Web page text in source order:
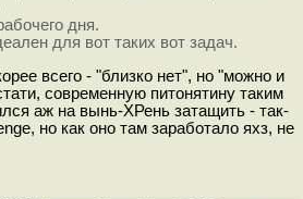
дня.
для вот таких вот задач.
всего - "близко нет", но "можно и
современную питонятину таким
аж на вынь-ХРень затащить - так-
но как оно там заработало яхз, не